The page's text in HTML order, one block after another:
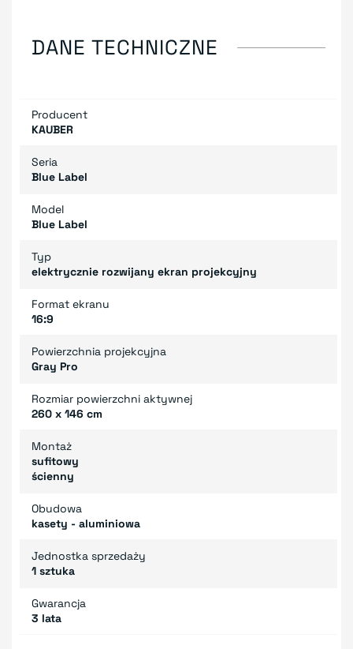
DANE TECHNICZNE
Producent
KAUBER
Seria
Blue Label
Model
Blue Label
Typ
elektrycznie rozwijany ekran projekcyjny
Format ekranu
16:9
Powierzchnia projekcyjna
Gray Pro
Rozmiar powierzchni aktywnej
260 x 146 cm
Montaż
sufitowy
ścienny
Obudowa
kasety - aluminiowa
Jednostka sprzedaży
1 sztuka
Gwarancja
3 lata